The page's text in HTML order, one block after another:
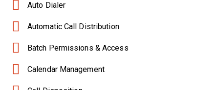
Auto Dialer
Automatic Call Distribution
Batch Permissions & Access
Calendar Management